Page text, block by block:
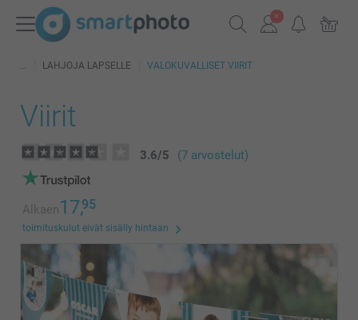
LAHJOJA LAPSELLE VALOKUVALLISET VIIRIT
Viirit
3.6/5 (7 arvostelut)
Alkaen17,95
toimituskulut eivät sisälly hintaan